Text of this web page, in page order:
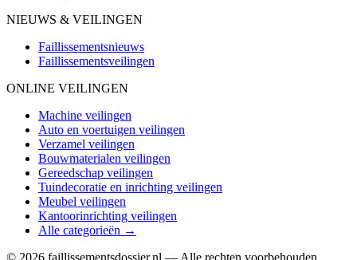
NIEUWS & VEILINGEN
Faillissementsnieuws
Faillissementsveilingen
ONLINE VEILINGEN
Machine veilingen
Auto en voertuigen veilingen
Verzamel veilingen
Bouwmaterialen veilingen
Gereedschap veilingen
Tuindecoratie en inrichting veilingen
Meubel veilingen
Kantoorinrichting veilingen
Alle categorieën →
© 2026 faillissementsdossier.nl — Alle rechten voorbehouden